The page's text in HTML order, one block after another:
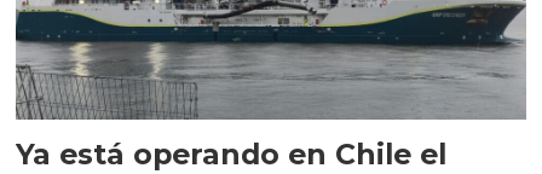
Ya está operando en Chile el